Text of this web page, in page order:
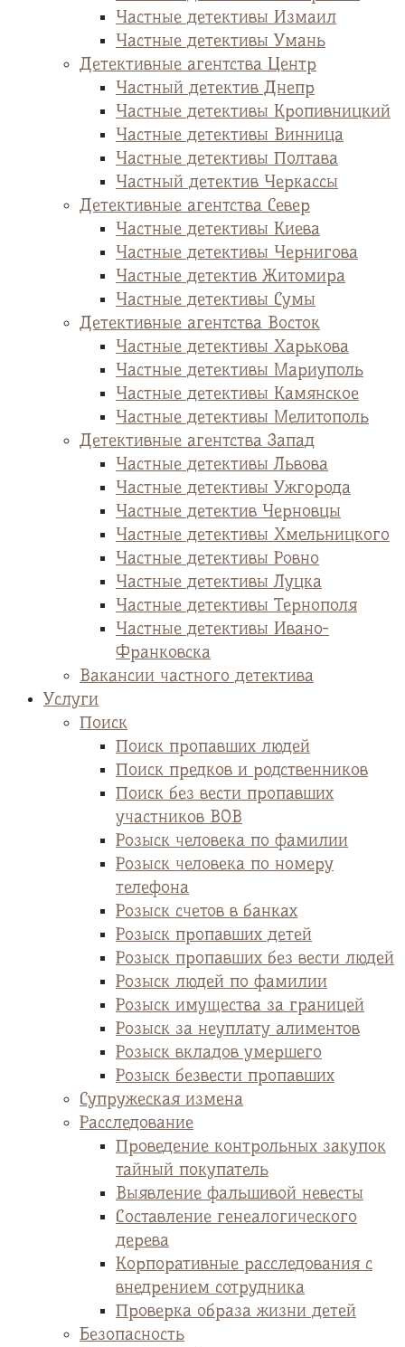
Частные детективы Измаил
Частные детективы Умань
Детективные агентства Центр
Частный детектив Днепр
Частные детективы Кропивницкий
Частные детективы Винница
Частные детективы Полтава
Частный детектив Черкассы
Детективные агентства Север
Частные детективы Киева
Частные детективы Чернигова
Частные детектив Житомира
Частные детективы Сумы
Детективные агентства Восток
Частные детективы Харькова
Частные детективы Мариуполь
Частные детективы Камянское
Частные детективы Мелитополь
Детективные агентства Запад
Частные детективы Львова
Частные детективы Ужгорода
Частные детектив Черновцы
Частные детективы Хмельницкого
Частные детективы Ровно
Частные детективы Луцка
Частные детективы Тернополя
Частные детективы Ивано-
Франковска
Вакансии частного детектива
Услуги
Поиск
Поиск пропавших людей
Поиск предков и родственников
Поиск без вести пропавших
участников ВОВ
Розыск человека по фамилии
Розыск человека по номеру
телефона
Розыск счетов в банках
Розыск пропавших детей
Розыск пропавших без вести людей
Розыск людей по фамилии
Розыск имущества за границей
Розыск за неуплату алиментов
Розыск вкладов умершего
Розыск безвести пропавших
Супружеская измена
Расследование
Проведение контрольных закупок
тайный покупатель
Выявление фальшивой невесты
Cоставление генеалогического
дерева
Корпоративные расследования с
внедрением сотрудника
Проверка образа жизни детей
Безопасность